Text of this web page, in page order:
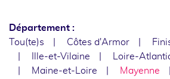
Département :
Tou(te)s
Côtes d'Armor
Ille-et-Vilaine
Loire-
Maine-et-Loire
Mayenne